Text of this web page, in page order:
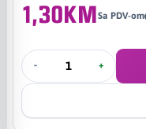
1,30KMSa PDV-om
- +